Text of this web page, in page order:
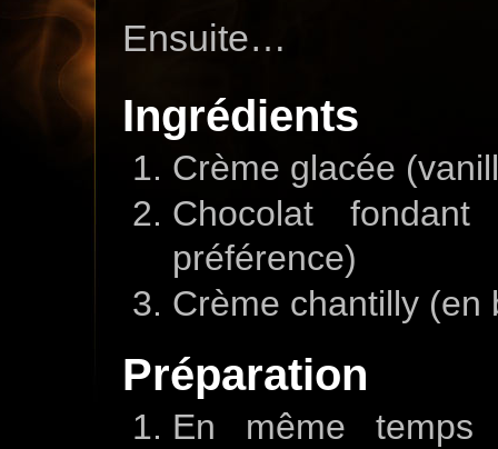
Ensuite…
Ingrédients
Crème glacée
Chocolat
préférence)
Crème chantilly (en
Préparation
En même